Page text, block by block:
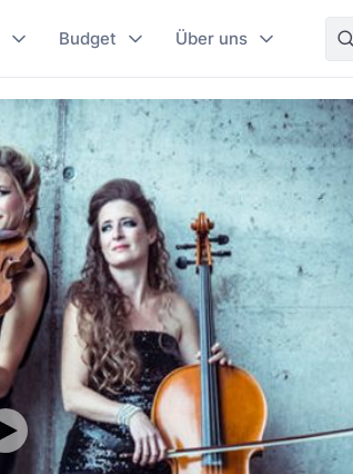
Budget Über uns